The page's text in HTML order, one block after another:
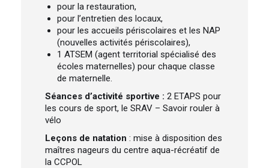
pour la restauration,
pour l’entretien des locaux,
pour les accueils périscolaires et les NAP
(nouvelles activités périscolaires),
1 ATSEM (agent territorial spécialisé des
écoles maternelles) pour chaque classe
de maternelle.
Séances d’activité sportive : 2 ETAPS pour
les cours de sport, le SRAV – Savoir rouler à
vélo
Leçons de natation : mise à disposition des
maîtres nageurs du centre aqua-récréatif de
la CCPOL